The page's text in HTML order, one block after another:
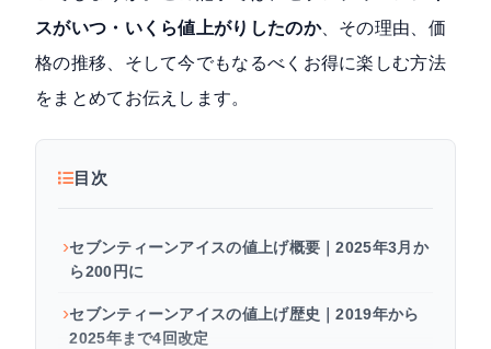
スがいつ・いくら値上がりしたのか、その理由、価
格の推移、そして今でもなるべくお得に楽しむ方法
をまとめてお伝えします。
目次
セブンティーンアイスの値上げ概要｜2025年3月か
ら200円に
セブンティーンアイスの値上げ歴史｜2019年から
2025年まで4回改定